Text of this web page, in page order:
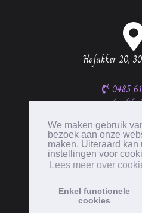
We maken gebruik
bezoek aan onze
maken. Uiteraard
instellingen voor
Lees meer over
Enkel functionele
cookies
Hofakker 20,
0485
BTW